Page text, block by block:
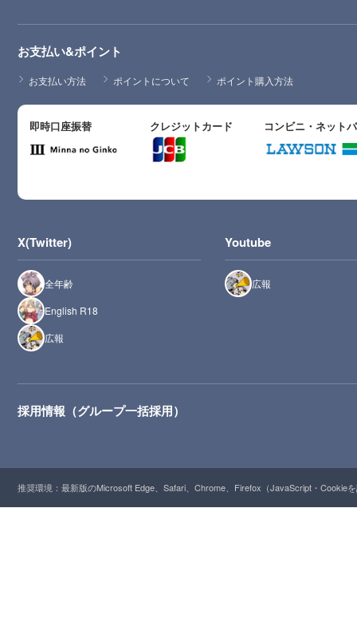
お支払い&ポイント
お支払い方法 ポイントについて ポイント購入方法
即時口座振替 クレジットカード コンビニ・ネット
X(Twitter)
全年齢
English R18
広報
Youtube
広報
採用情報（グループ一括採用）
推奨環境：最新版のMicrosoft Edge、Safari、Chrome、Firefox（JavaScript・Cookie